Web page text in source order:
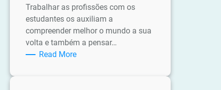
Trabalhar as profissões com os
estudantes os auxiliam a
compreender melhor o mundo a sua
volta e também a pensar…
Read More: